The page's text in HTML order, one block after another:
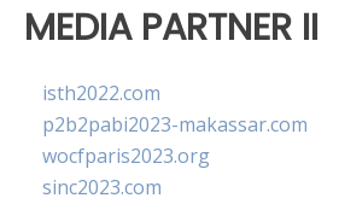
MEDIA PARTNER II
isth2022.com
p2b2pabi2023-makassar.com
wocfparis2023.org
sinc2023.com